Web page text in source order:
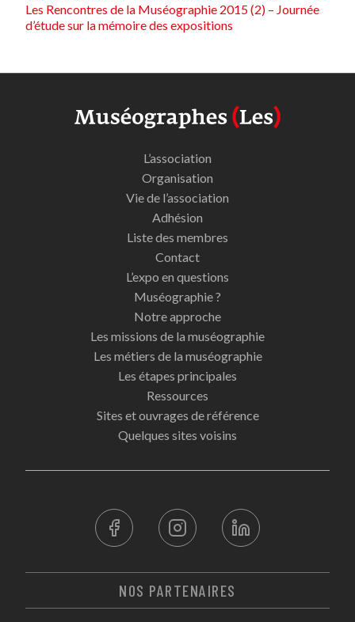
Les Rencontres de la Muséographie 2015 (2) – Journée
d’étude sur la mémoire des expositions
L’association
Organisation
Vie de l’association
Adhésion
Liste des membres
Contact
L’expo en questions
Muséographie ?
Notre approche
Les missions de la muséographie
Les métiers de la muséographie
Les étapes principales
Ressources
Sites et ouvrages de référence
Quelques sites voisins
NOS PARTENAIRES